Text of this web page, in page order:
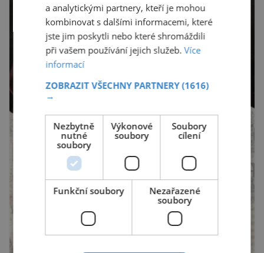
a analytickými partnery, kteří je mohou
kombinovat s dalšími informacemi, které
jste jim poskytli nebo které shromáždili
při vašem používání jejich služeb.Více
informací
ZOBRAZIT VŠECHNY PARTNERY(1616)
→
Nezbytně
nutné
soubory
Výkonové
soubory
Soubory
cílení
Funkční soubory
Nezařazené
soubory